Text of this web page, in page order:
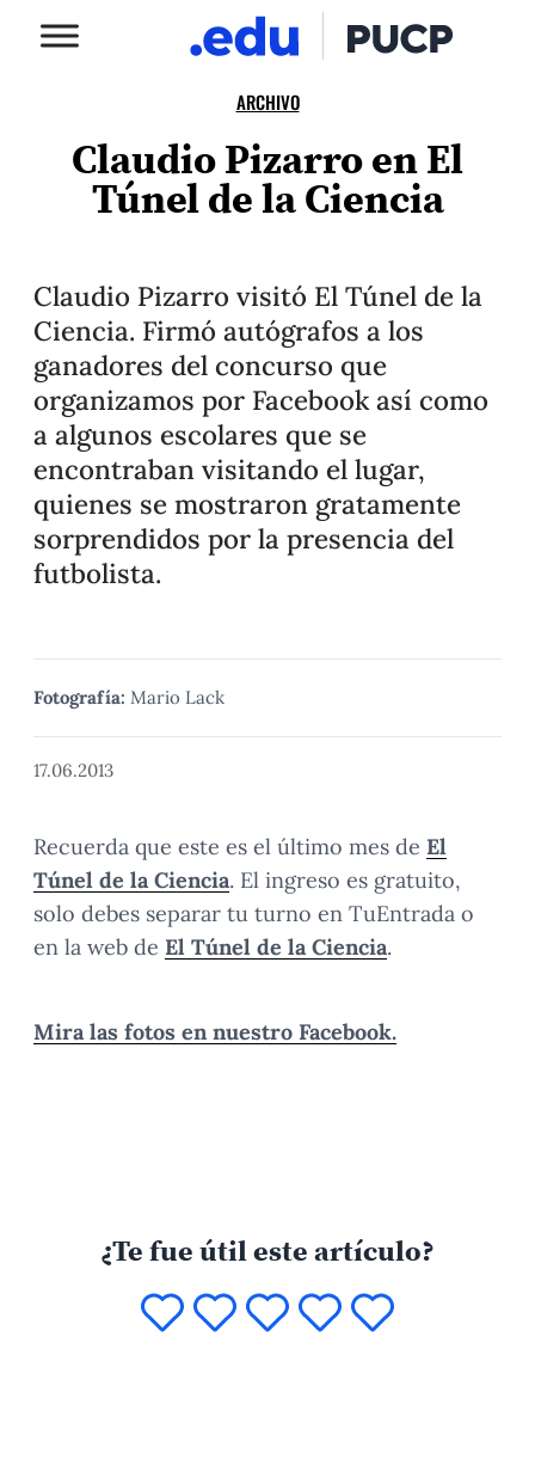
ARCHIVO
Claudio Pizarro en El
Túnel de la Ciencia
Claudio Pizarro visitó El Túnel de la
Ciencia. Firmó autógrafos a los
ganadores del concurso que
organizamos por Facebook así como
a algunos escolares que se
encontraban visitando el lugar,
quienes se mostraron gratamente
sorprendidos por la presencia del
futbolista.
Fotografía: Mario Lack
17.06.2013
Recuerda que este es el último mes de El
Túnel de la Ciencia. El ingreso es gratuito,
solo debes separar tu turno en TuEntrada o
en la web de El Túnel de la Ciencia.
Mira las fotos en nuestro Facebook.
¿Te fue útil este artículo?